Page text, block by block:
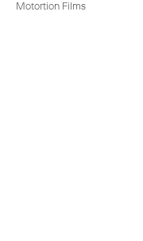
Motortion Films